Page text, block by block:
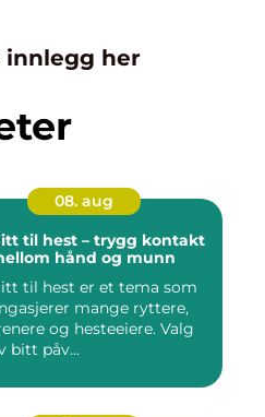
innlegg her
08. aug
til hest – trygg kontakt
hånd og munn
til hest er et tema som
mange ryttere,
og hesteeiere. Valg
bitt påv...